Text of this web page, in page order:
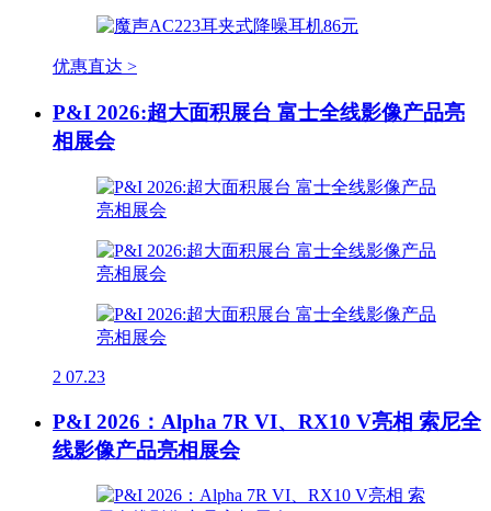
优惠直达 >
P&I 2026:超大面积展台 富士全线影像产品亮
相展会
2 07.23
P&I 2026：Alpha 7R VI、RX10 V亮相 索尼全
线影像产品亮相展会